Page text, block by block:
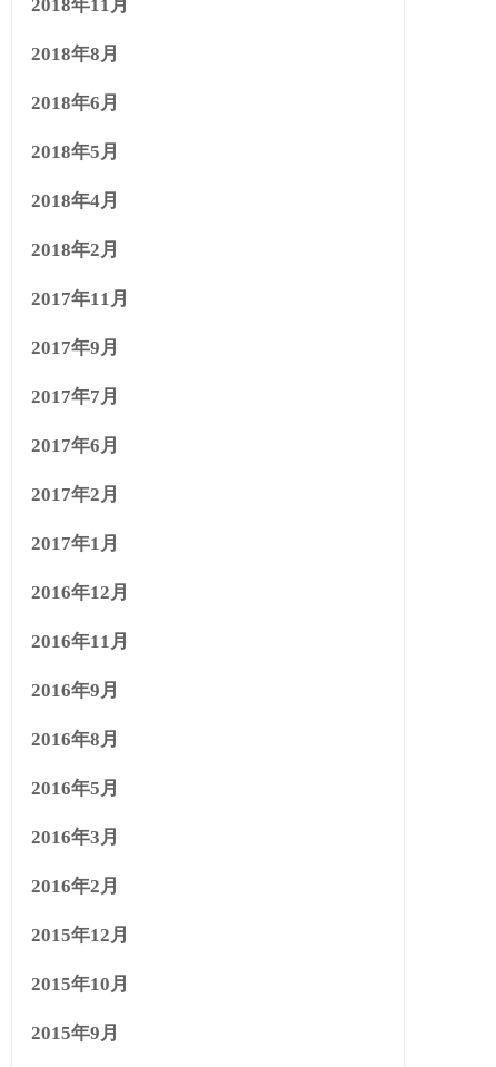
2018年11月
2018年8月
2018年6月
2018年5月
2018年4月
2018年2月
2017年11月
2017年9月
2017年7月
2017年6月
2017年2月
2017年1月
2016年12月
2016年11月
2016年9月
2016年8月
2016年5月
2016年3月
2016年2月
2015年12月
2015年10月
2015年9月